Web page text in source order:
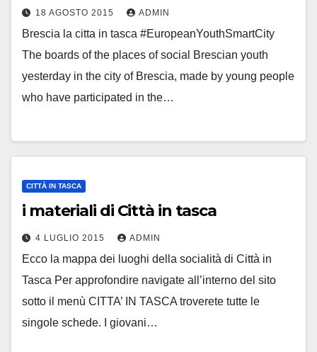
18 AGOSTO 2015 ADMIN
Brescia la citta in tasca #EuropeanYouthSmartCity
The boards of the places of social Brescian youth
yesterday in the city of Brescia, made by young people
who have participated in the…
CITTÀ IN TASCA
i materiali di Città in tasca
4 LUGLIO 2015 ADMIN
Ecco la mappa dei luoghi della socialità di Città in
Tasca Per approfondire navigate all’interno del sito
sotto il menù CITTA’ IN TASCA troverete tutte le
singole schede. I giovani…